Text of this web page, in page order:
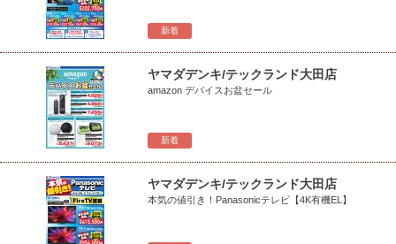
新着
新着
ヤマダデンキ/テックランド大田店
amazon デバイスお盆セール
ヤマダデンキ/テックランド大田店
本気の値引き！Panasonicテレビ【4K有機EL】